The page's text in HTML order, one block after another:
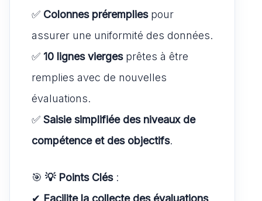
✅ Colonnes prérempliespour
assurer une uniformité des données.
✅ 10 lignes viergesprêtes à être
remplies avec de nouvelles
évaluations.
✅ Saisie simplifiée des niveaux de
compétence et des objectifs.
🎯 💡 Points Clés:
✔ Facilite la collecte des évaluations